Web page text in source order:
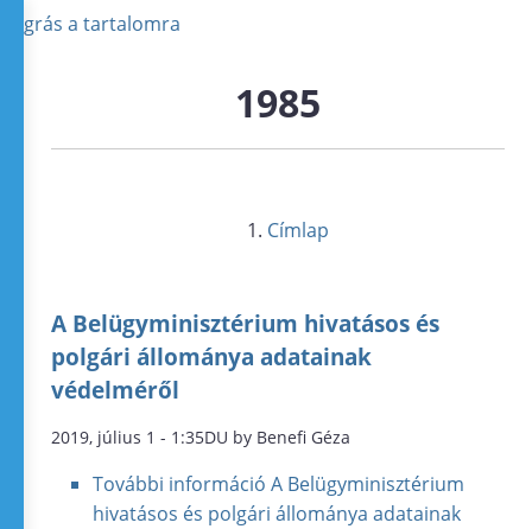
Ugrás a tartalomra
1985
Címlap
A Belügyminisztérium hivatásos és
polgári állománya adatainak
védelméről
2019, július 1 - 1:35DU by Benefi Géza
További információ A Belügyminisztérium
hivatásos és polgári állománya adatainak